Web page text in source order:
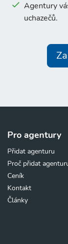
Agentury
uchazečů.
Pro agentury
Přidat agenturu
Proč přidat
Ceník
Kontakt
Články